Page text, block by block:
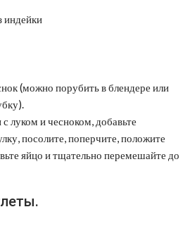
(можно порубить в блендере или
луком и чесноком, добавьте
посолите, поперчите, положите
яйцо и тщательно перемешайте до